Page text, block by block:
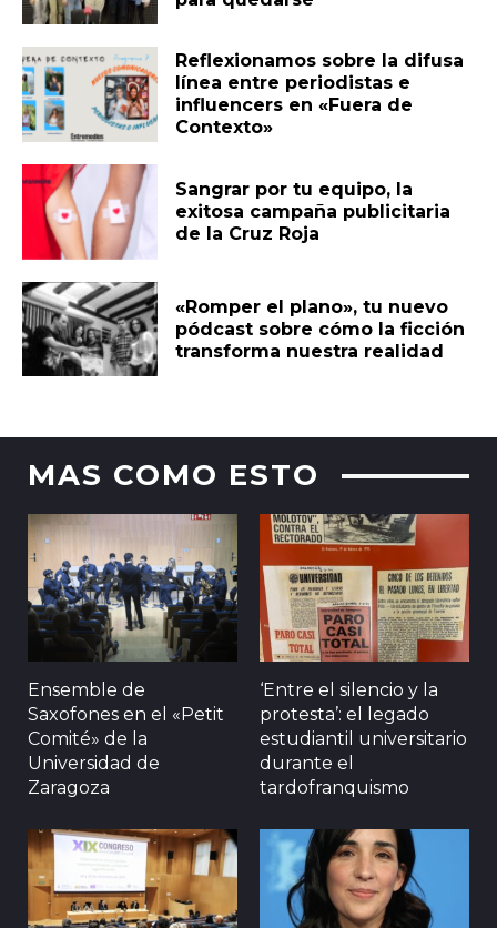
Reflexionamos sobre la difusa
línea entre periodistas e
influencers en «Fuera de
Contexto»
Sangrar por tu equipo, la
exitosa campaña publicitaria
de la Cruz Roja
«Romper el plano», tu nuevo
pódcast sobre cómo la ficción
transforma nuestra realidad
MAS COMO ESTO
Ensemble de
Saxofones en el «Petit
Comité» de la
Universidad de
Zaragoza
‘Entre el silencio y la
protesta’: el legado
estudiantil universitario
durante el
tardofranquismo